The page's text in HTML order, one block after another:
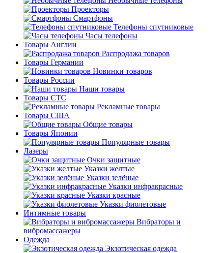
Проекторы
Смартфоны
Телефоны спутниковые
Часы телефоны
Товары Англии
Распродажа товаров
Товары Германии
Новинки товаров
Товары России
Наши товары
Товары СТС
Рекламные товары
Товары США
Общие товары
Товары Японии
Популярные товары
Лазеры
Очки защитные
Указки желтые
Указки зелёные
Указки инфракрасные
Указки красные
Указки фиолетовые
Интимные товары
Вибраторы и
вибромассажеры
Одежда
Экзотическая одежда